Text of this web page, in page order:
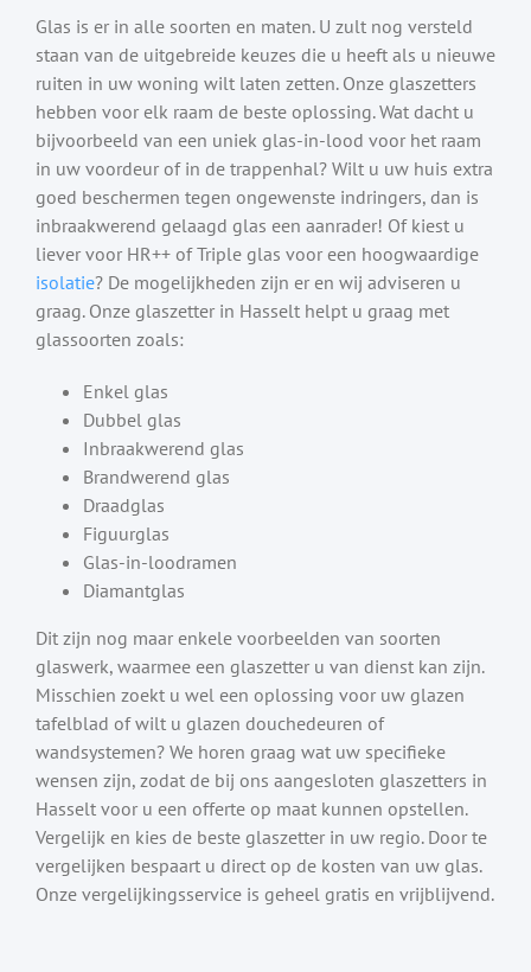
Glas is er in alle soorten en maten. U zult nog versteld
staan van de uitgebreide keuzes die u heeft als u nieuwe
ruiten in uw woning wilt laten zetten. Onze glaszetters
hebben voor elk raam de beste oplossing. Wat dacht u
bijvoorbeeld van een uniek glas-in-lood voor het raam
in uw voordeur of in de trappenhal? Wilt u uw huis extra
goed beschermen tegen ongewenste indringers, dan is
inbraakwerend gelaagd glas een aanrader! Of kiest u
liever voor HR++ of Triple glas voor een hoogwaardige
isolatie? De mogelijkheden zijn er en wij adviseren u
graag. Onze glaszetter in Hasselt helpt u graag met
glassoorten zoals:
Enkel glas
Dubbel glas
Inbraakwerend glas
Brandwerend glas
Draadglas
Figuurglas
Glas-in-loodramen
Diamantglas
Dit zijn nog maar enkele voorbeelden van soorten
glaswerk, waarmee een glaszetter u van dienst kan zijn.
Misschien zoekt u wel een oplossing voor uw glazen
tafelblad of wilt u glazen douchedeuren of
wandsystemen? We horen graag wat uw specifieke
wensen zijn, zodat de bij ons aangesloten glaszetters in
Hasselt voor u een offerte op maat kunnen opstellen.
Vergelijk en kies de beste glaszetter in uw regio. Door te
vergelijken bespaart u direct op de kosten van uw glas.
Onze vergelijkingsservice is geheel gratis en vrijblijvend.